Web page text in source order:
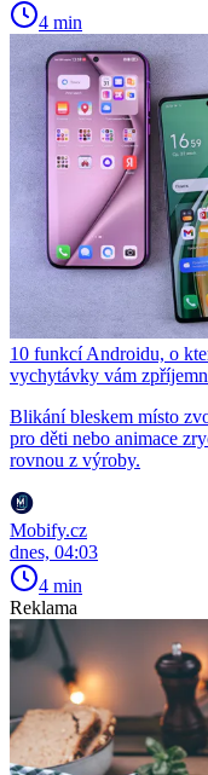
4 min
10 funkcí Androidu, o
vychytávky vám
Blikání bleskem místo
pro děti nebo animace
rovnou z výroby.
Mobify.cz
dnes, 04:03
4 min
Reklama